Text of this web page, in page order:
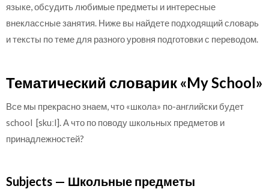
языке, обсудить любимые предметы и интересные
внеклассные занятия. Ниже вы найдете подходящий словарь
и тексты по теме для разного уровня подготовки с переводом.
Тематический словарик «My School»
Все мы прекрасно знаем, что «школа» по-английски будет
school [skuːl]. А что по поводу школьных предметов и
принадлежностей?
Subjects — Школьные предметы